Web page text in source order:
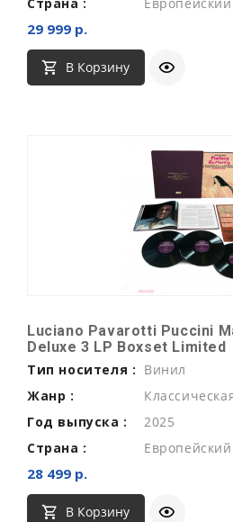
29 999 р.
В Корзину
Luciano Pavarotti Puccini
Deluxe 3 LP Boxset Limited
Тип носителя : Винил
Жанр :
Год выпуска :
2025
Страна :
28 499 р.
В Корзину